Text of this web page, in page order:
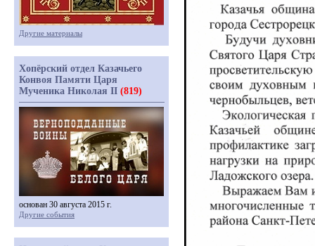
Другие материалы
Хопёрский отдел Казачьего
Конвоя Памяти Царя
Мученика Николая II (819)
основан 30 августа 2015 г.
Другие события